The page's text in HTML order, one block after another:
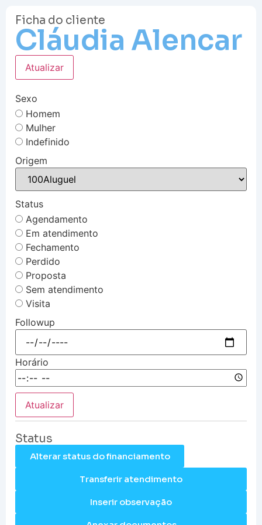
Ficha do cliente
Cláudia Alencar
Atualizar
Sexo
Homem
Mulher
Indefinido
Origem
Status
Agendamento
Em atendimento
Fechamento
Perdido
Proposta
Sem atendimento
Visita
Followup
Horário
Atualizar
Status
Alterar status do financiamento
Transferir atendimento
Inserir observação